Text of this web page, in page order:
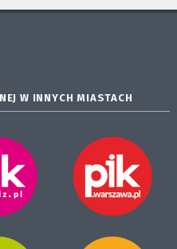
W INNYCH MIASTACH